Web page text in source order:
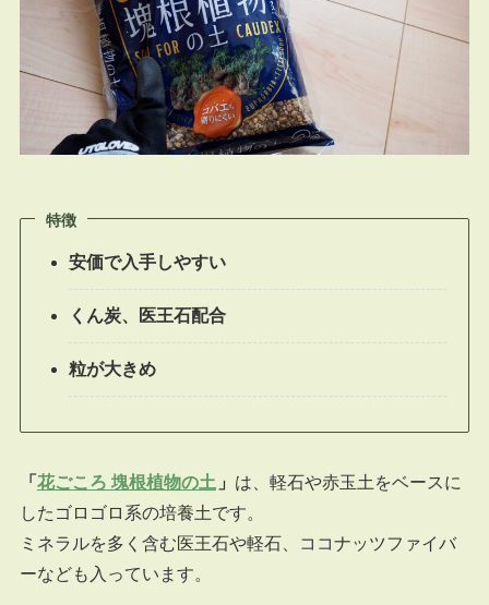
特徴
安価で入手しやすい
くん炭、医王石配合
粒が大きめ
「 花ごころ 塊根植物の土 」 は、軽石や赤玉土をベースに
したゴロゴロ系の培養土です。
ミネラルを多く含む医王石や軽石、ココナッツファイバ
ーなども入っています。